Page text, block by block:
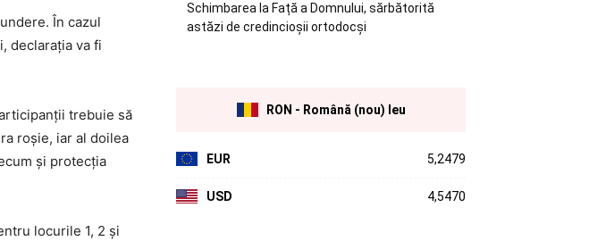
În cazul
declarația va fi
trebuie să
roșie, iar al doilea
și protecția
locurile 1, 2 și
Schimbarea la Față a Domnului, sărbătorită
astăzi de credincioșii ortodocși
RON - Română (nou) leu
EUR 5,2479
USD 4,5470